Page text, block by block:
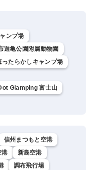
ンプ場
遊亀公園附属動物園
ったらかしキャンプ場
Glamping 富士山
信州まつもと空港
港
新島空港
調布飛行場